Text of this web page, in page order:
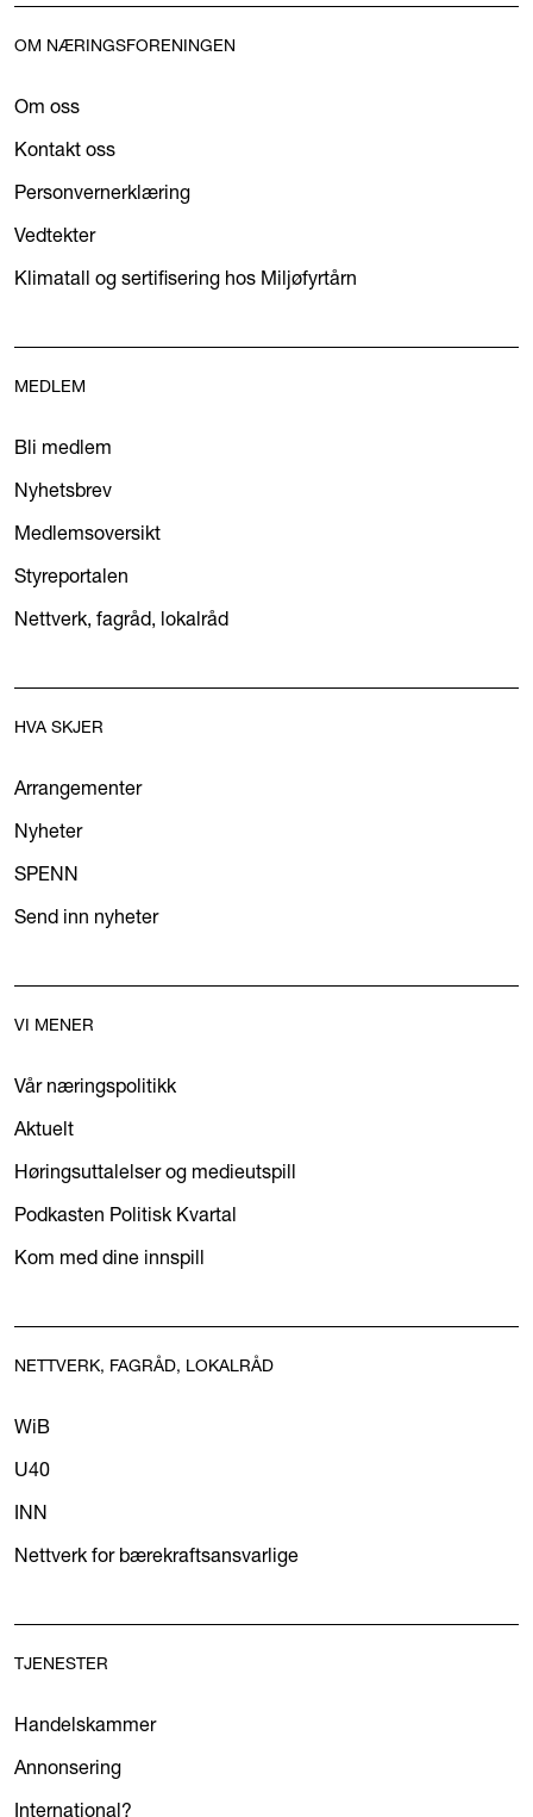
OM NÆRINGSFORENINGEN
Om oss
Kontakt oss
Personvernerklæring
Vedtekter
Klimatall og sertifisering hos Miljøfyrtårn
MEDLEM
Bli medlem
Nyhetsbrev
Medlemsoversikt
Styreportalen
Nettverk, fagråd, lokalråd
HVA SKJER
Arrangementer
Nyheter
SPENN
Send inn nyheter
VI MENER
Vår næringspolitikk
Aktuelt
Høringsuttalelser og medieutspill
Podkasten Politisk Kvartal
Kom med dine innspill
NETTVERK, FAGRÅD, LOKALRÅD
WiB
U40
INN
Nettverk for bærekraftsansvarlige
TJENESTER
Handelskammer
Annonsering
International?